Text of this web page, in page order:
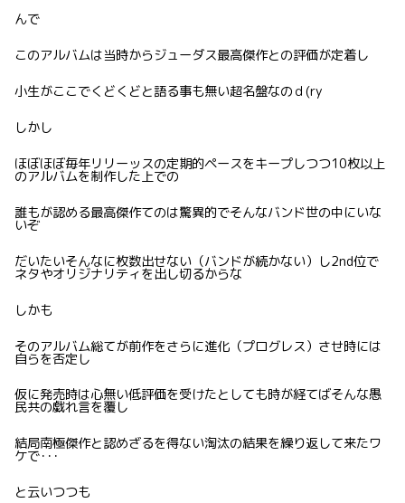
んで
このアルバムは当時からジューダス最高傑作との評価が定着し
小生がここでくどくどと語る事も無い超名盤なのｄ(ry
しかし
ほぼほぼ毎年リリーッスの定期的ペースをキープしつつ10枚以上
のアルバムを制作した上での
誰もが認める最高傑作てのは驚異的でそんなバンド世の中にいな
いぞ
だいたいそんなに枚数出せない（バンドが続かない）し2nd位で
ネタやオリジナリティを出し切るからな
しかも
そのアルバム総てが前作をさらに進化（プログレス）させ時には
自らを否定し
仮に発売時は心無い低評価を受けたとしても時が経てばそんな愚
民共の戯れ言を覆し
結局南極傑作と認めざるを得ない淘汰の結果を繰り返して来たワ
ケで･･･
と云いつつも